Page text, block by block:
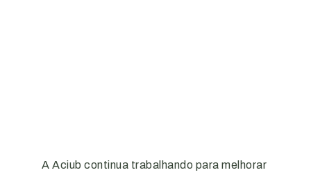
A Aciub continua trabalhando para melhorar